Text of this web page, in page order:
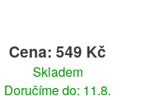
Cena: 549 Kč
Skladem
Doručíme do: 11.8.